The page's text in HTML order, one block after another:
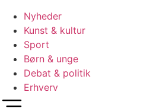
Nyheder
Kunst & kultur
Sport
Børn & unge
Debat & politik
Erhverv